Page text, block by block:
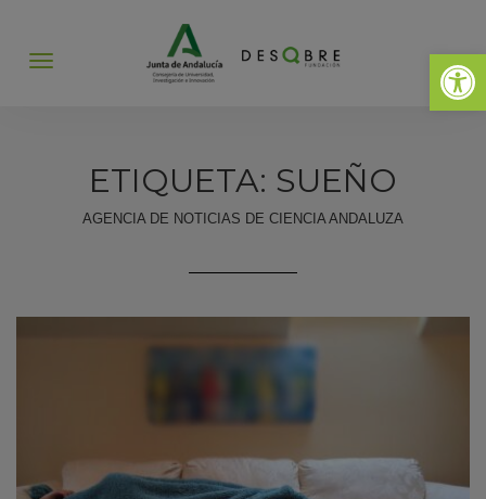
Abrir
Abrir
ETIQUETA: SUEÑO
AGENCIA DE NOTICIAS DE CIENCIA ANDALUZA